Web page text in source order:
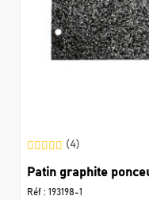
(4)
Patin graphite
Réf : 193198-1